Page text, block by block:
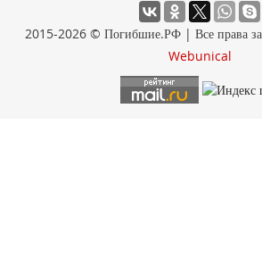
2015-2026 © Погибшие.РФ | Все права
Webunical